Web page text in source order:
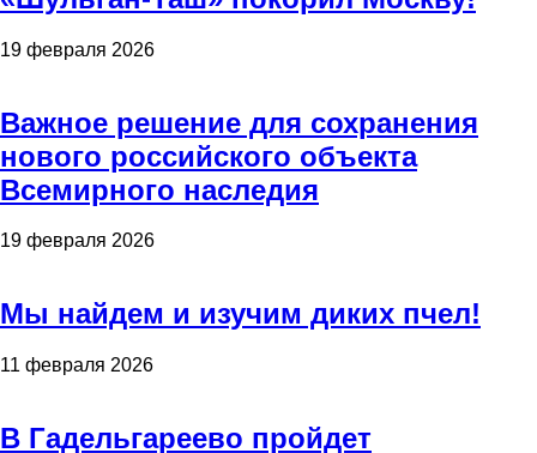
19 февраля 2026
Важное решение для сохранения
нового российского объекта
Всемирного наследия
19 февраля 2026
Мы найдем и изучим диких пчел!
11 февраля 2026
В Гадельгареево пройдет